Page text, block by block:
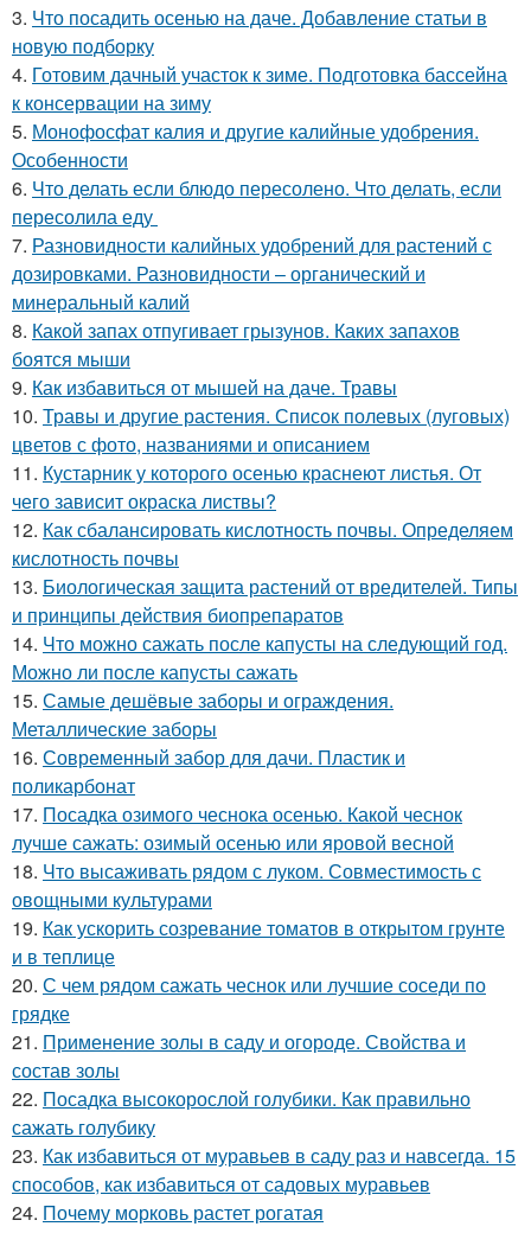
3. Что посадить осенью на даче. Добавление статьи в
новую подборку
4. Готовим дачный участок к зиме. Подготовка бассейна
к консервации на зиму
5. Монофосфат калия и другие калийные удобрения.
Особенности
6. Что делать если блюдо пересолено. Что делать, если
пересолила еду
7. Разновидности калийных удобрений для растений с
дозировками. Разновидности – органический и
минеральный калий
8. Какой запах отпугивает грызунов. Каких запахов
боятся мыши
9. Как избавиться от мышей на даче. Травы
10. Травы и другие растения. Список полевых (луговых)
цветов с фото, названиями и описанием
11. Кустарник у которого осенью краснеют листья. От
чего зависит окраска листвы?
12. Как сбалансировать кислотность почвы. Определяем
кислотность почвы
13. Биологическая защита растений от вредителей. Типы
и принципы действия биопрепаратов
14. Что можно сажать после капусты на следующий год.
Можно ли после капусты сажать
15. Самые дешёвые заборы и ограждения.
Металлические заборы
16. Современный забор для дачи. Пластик и
поликарбонат
17. Посадка озимого чеснока осенью. Какой чеснок
лучше сажать: озимый осенью или яровой весной
18. Что высаживать рядом с луком. Совместимость с
овощными культурами
19. Как ускорить созревание томатов в открытом грунте
и в теплице
20. С чем рядом сажать чеснок или лучшие соседи по
грядке
21. Применение золы в саду и огороде. Свойства и
состав золы
22. Посадка высокорослой голубики. Как правильно
сажать голубику
23. Как избавиться от муравьев в саду раз и навсегда. 15
способов, как избавиться от садовых муравьев
24. Почему морковь растет рогатая